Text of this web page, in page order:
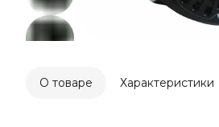
О товаре Характеристики